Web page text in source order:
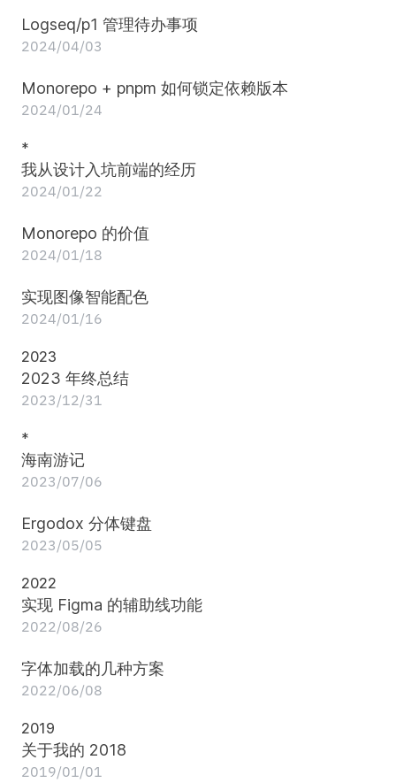
Logseq/p1 管理待办事项
2024/04/03
Monorepo + pnpm 如何锁定依赖版本
2024/01/24
*
我从设计入坑前端的经历
2024/01/22
Monorepo 的价值
2024/01/18
实现图像智能配色
2024/01/16
2023
2023 年终总结
2023/12/31
*
海南游记
2023/07/06
Ergodox 分体键盘
2023/05/05
2022
实现 Figma 的辅助线功能
2022/08/26
字体加载的几种方案
2022/06/08
2019
关于我的 2018
2019/01/01